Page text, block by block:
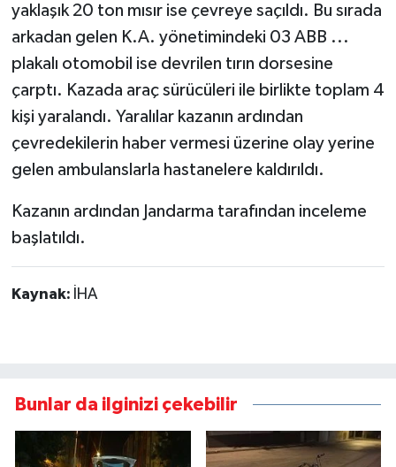
yaklaşık 20 ton mısır ise çevreye saçıldı. Bu sırada
arkadan gelen K.A. yönetimindeki 03 ABB ...
plakalı otomobil ise devrilen tırın dorsesine
çarptı. Kazada araç sürücüleri ile birlikte toplam 4
kişi yaralandı. Yaralılar kazanın ardından
çevredekilerin haber vermesi üzerine olay yerine
gelen ambulanslarla hastanelere kaldırıldı.
Kazanın ardından Jandarma tarafından inceleme
başlatıldı.
Kaynak: İHA
Bunlar da ilginizi çekebilir